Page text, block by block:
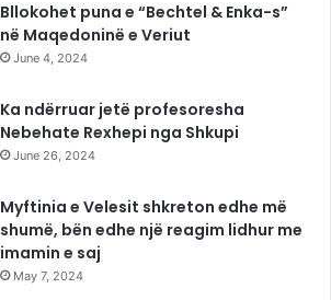
Bllokohet puna e “Bechtel & Enka-s”
në Maqedoninë e Veriut
June 4, 2024
Ka ndërruar jetë profesoresha
Nebehate Rexhepi nga Shkupi
June 26, 2024
Myftinia e Velesit shkreton edhe më
shumë, bën edhe një reagim lidhur me
imamin e saj
May 7, 2024